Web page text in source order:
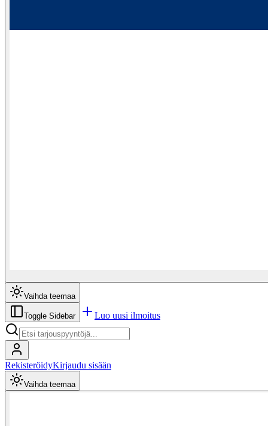
Vaihda teemaa
Toggle Sidebar Luo uusi ilmoitus
RekisteröidyKirjaudu sisään
Vaihda teemaa